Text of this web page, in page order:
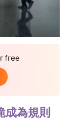
free
成為規則